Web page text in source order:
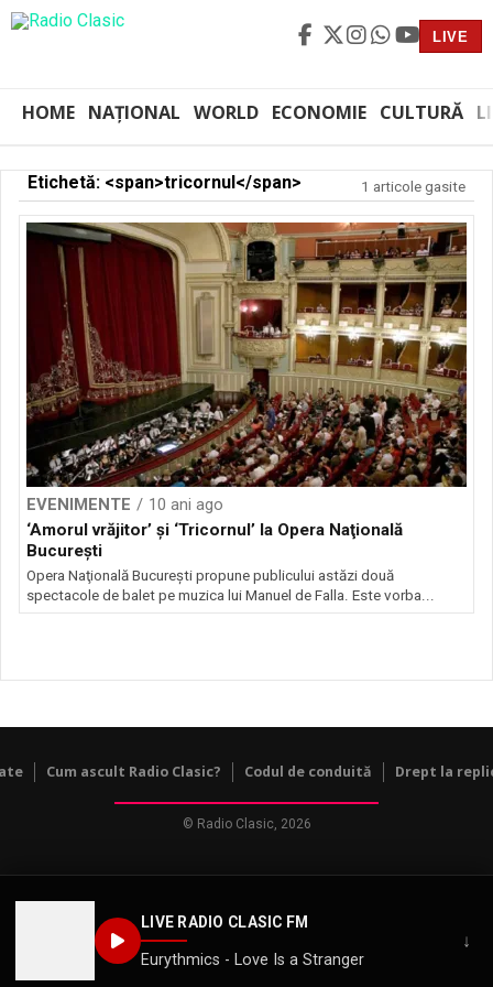
LIVE
HOME NAȚIONAL WORLD ECONOMIE CULTURĂ
LIVE RADIO CLASIC FM
Eurythmics - Love Is a Stranger
↓
Etichetă: <span>tricornul</span> 1 articole gasite
EVENIMENTE
10 ani ago
‘Amorul vrăjitor’ şi ‘Tricornul’ la Opera Naţională
Bucureşti
Opera Naţională Bucureşti propune publicului astăzi două
spectacole de balet pe muzica lui Manuel de Falla. Este vorba...
Cum ascult Radio Clasic? Codul de conduită Drept la
© Radio Clasic, 2026